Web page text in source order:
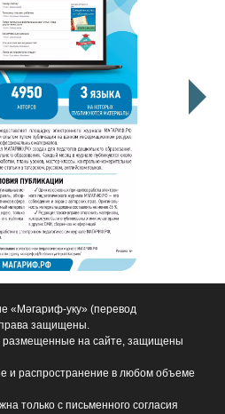
«Мәгариф-уку» (перевод
защищены.
на сайте, защищены
и распространение в любом объеме
только с письменного согласия